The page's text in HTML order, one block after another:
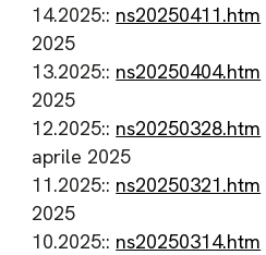
14.2025:: ns20250411.htm
2025
13.2025:: ns20250404.htm
2025
12.2025:: ns20250328.htm
aprile 2025
11.2025:: ns20250321.htm
2025
10.2025:: ns20250314.htm